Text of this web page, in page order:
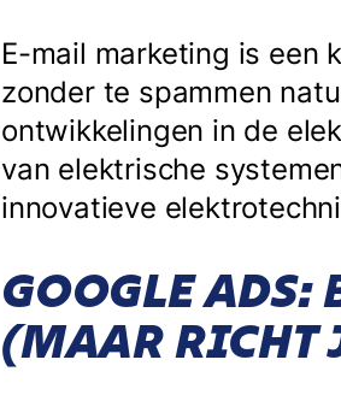
E-mail marketing is een
zonder te spammen
ontwikkelingen in de
van elektrische
innovatieve
GOOGLE ADS:
(MAAR RICHT